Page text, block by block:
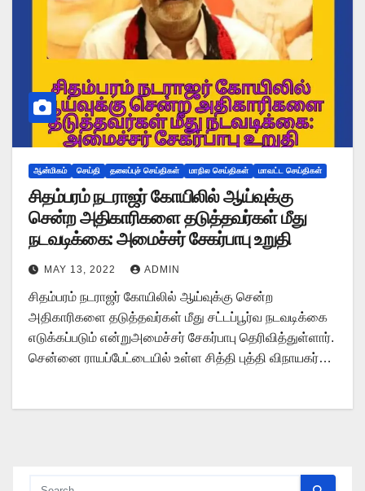
ஆன்மிகம் செய்தி தலைப்புச் செய்திகள் மாநில செய்திகள் மாவட்ட செய்திகள்
சிதம்பரம் நடராஜர் கோயிலில் ஆய்வுக்கு
சென்ற அதிகாரிகளை தடுத்தவர்கள் மீது
நடவடிக்கை: அமைச்சர் சேகர்பாபு உறுதி
MAY 13, 2022 ADMIN
சிதம்பரம் நடராஜர் கோயிலில் ஆய்வுக்கு சென்ற
அதிகாரிகளை தடுத்தவர்கள் மீது சட்டப்பூர்வ நடவடிக்கை
எடுக்கப்படும் என்றுஅமைச்சர் சேகர்பாபு தெரிவித்துள்ளார்.
சென்னை ராயப்பேட்டையில் உள்ள சித்தி புத்தி விநாயகர்…